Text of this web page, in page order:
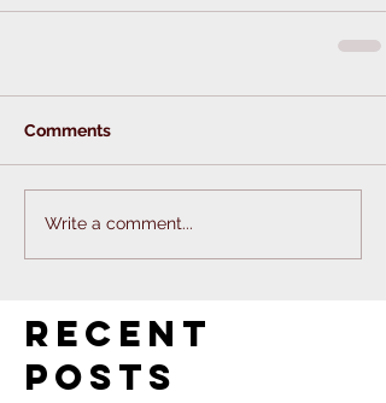
Comments
Write a comment...
Recent
Posts